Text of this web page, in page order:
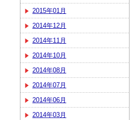
2015年01月
2014年12月
2014年11月
2014年10月
2014年08月
2014年07月
2014年06月
2014年03月